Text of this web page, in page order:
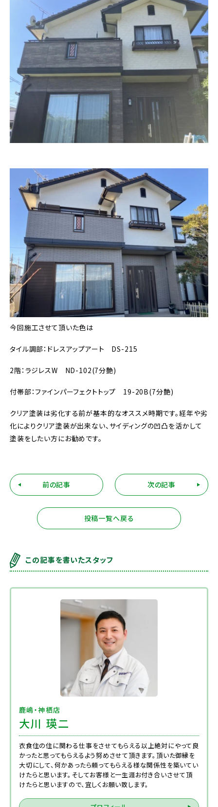
今回施工させて頂いた色は
タイル調部：ドレスアップアート DS-215
2階：ラジレスW ND-102(7分艶)
付帯部：ファインパーフェクトトップ 19-20B(7分艶)
クリア塗装は劣化する前が基本的なオススメ時期です。経年や劣
化によりクリア塗装が出来ない、サイディングの凹凸を活かして
塗装をしたい方にお勧めです。
前の記事
投稿一覧へ戻る
次の記事
この記事を書いたスタッフ
鹿嶋・神栖店
大川 瑛二
衣食住の住に関わる仕事をさせてもらえる以上絶対にやって良
かったと思ってもらえるよう努めさせて頂きます。頂いた御縁を
大切にして、何かあったら頼ってもらえる様な関係性を築いてい
けたらと思います。そしてお客様と一生涯お付き合いさせて頂
けたらと思いますので、宜しくお願い致します。